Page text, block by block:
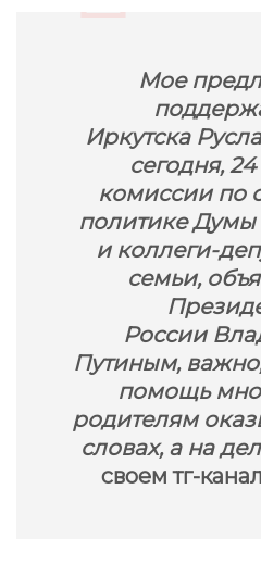
Мое
Иркутска
сегодня,
комиссии по
политике
и коллеги-
семьи,
России
Путиным,
помощь
родителям
словах, а на
своем тг-